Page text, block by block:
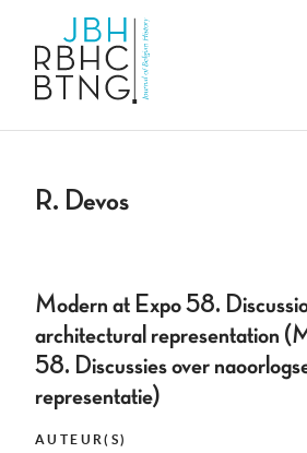
R. Devos
Modern at Expo 58.
architectural representation
58. Discussies over
representatie)
AUTEUR(S)